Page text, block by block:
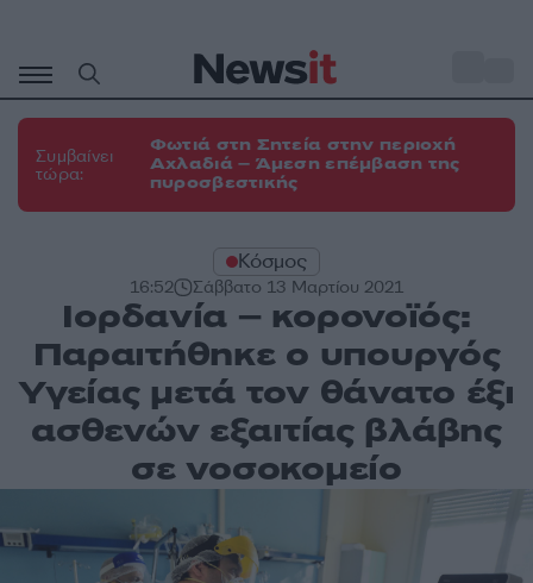
περιεχόμενο
Συμβαίνει
τώρα:
Φωτιά στη Σητεία στην περιοχή
Αχλαδιά – Άμεση επέμβαση της
πυροσβεστικής
Κόσμος
16:52 Σάββατο 13 Μαρτίου 2021
Ιορδανία – κορονοϊός:
Παραιτήθηκε ο υπουργός
Υγείας μετά τον θάνατο έξι
ασθενών εξαιτίας βλάβης
σε νοσοκομείο